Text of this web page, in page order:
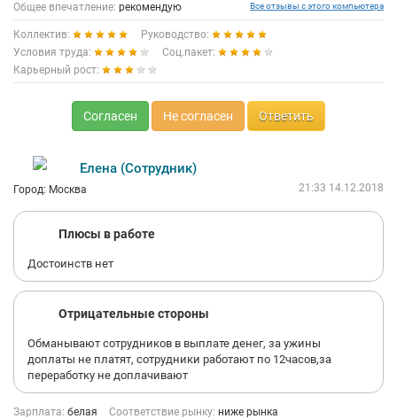
Общее впечатление: рекомендую Все отзывы с этого компьютера
Коллектив:
Руководство:
Условия труда:
Соц.пакет:
Карьерный рост:
Согласен Не согласен Ответить
Елена (Сотрудник)
Город: Москва 21:33 14.12.2018
Плюсы в работе
Достоинств нет
Отрицательные стороны
Обманывают сотрудников в выплате денег, за ужины
доплаты не платят, сотрудники работают по 12часов,за
переработку не доплачивают
Зарплата: белая Соответствие рынку: ниже рынка